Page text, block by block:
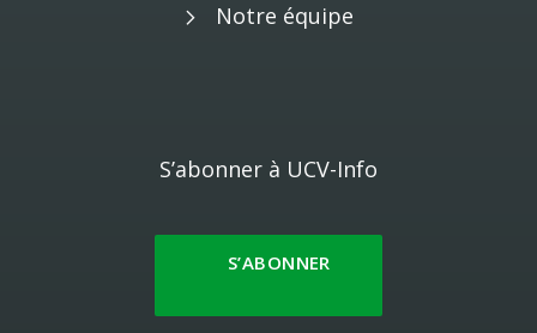
Notre équipe
S’abonner à UCV-Info
S’ABONNER